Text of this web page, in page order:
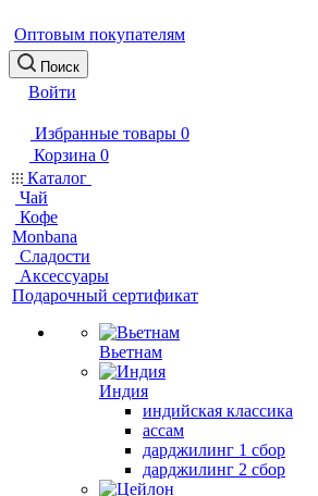
Оптовым покупателям
Поиск
Войти
Избранные товары 0
Корзина 0
Каталог
Чай
Кофе
Monbana
Сладости
Аксессуары
Подарочный сертификат
Вьетнам
Индия
индийская классика
ассам
дарджилинг 1 сбор
дарджилинг 2 сбор